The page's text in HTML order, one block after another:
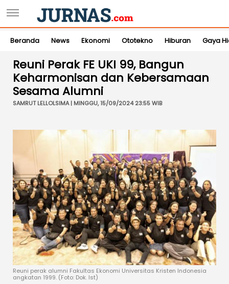
Beranda News Ekonomi Ototekno Hiburan Gaya
Reuni Perak FE UKI 99, Bangun
Keharmonisan dan Kebersamaan
Sesama Alumni
SAMRUT LELLOLSIMA | MINGGU, 15/09/2024 23:55 WIB
Reuni perak alumni Fakultas Ekonomi Universitas Kristen Indonesia
angkatan 1999. (Foto: Dok. Ist)